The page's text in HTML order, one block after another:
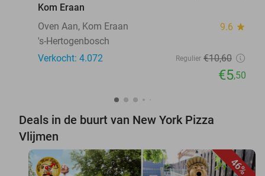
Kom Eraan
Oven Aan, Kom Eraan
9.6 star
's-Hertogenbosch
Verkocht: 4.072
Regulier €10,60
€5,50
Deals in de buurt van New York Pizza
Vlijmen
46%